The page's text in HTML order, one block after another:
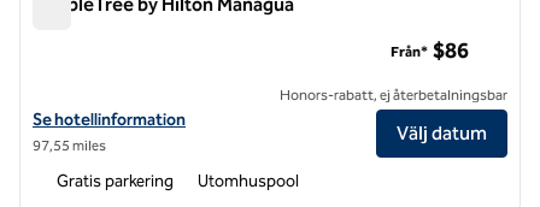
Visa hotelluppgifter för DoubleTree by Hilton Managua
Se hotellinformation
97,55 miles
Från* $86
Honors-rabatt, ej återbetalningsbar
Välj datum
Gratis parkering Utomhuspool